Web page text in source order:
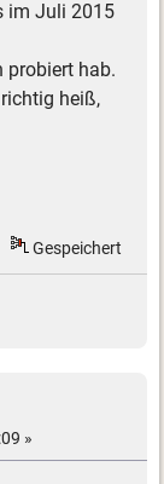
im Juli 2015
probiert hab.
heiß,
Gespeichert
»